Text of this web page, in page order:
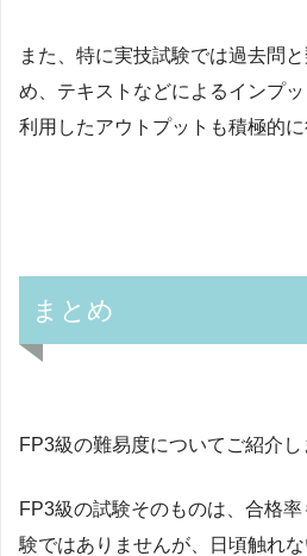
また、特に実技試験では過去問
め、テキストなどによるインプ
利用したアウトプットも積極的に
まとめ
FP3級の難易度についてご紹介し
FP3級の試験そのものは、合格
験ではありませんが、日頃触れ